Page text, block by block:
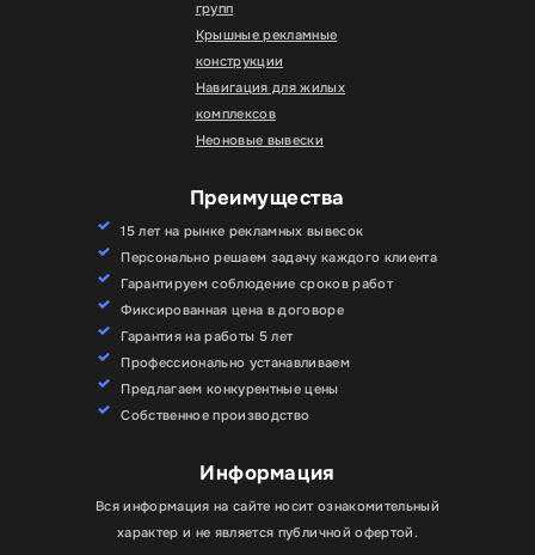
групп
Крышные рекламные
конструкции
Навигация для жилых
комплексов
Неоновые вывески
Преимущества
15 лет на рынке рекламных вывесок
Персонально решаем задачу каждого клиента
Гарантируем соблюдение сроков работ
Фиксированная цена в договоре
Гарантия на работы 5 лет
Профессионально устанавливаем
Предлагаем конкурентные цены
Собственное производство
Информация
Вся информация на сайте носит ознакомительный
характер и не является публичной офертой.